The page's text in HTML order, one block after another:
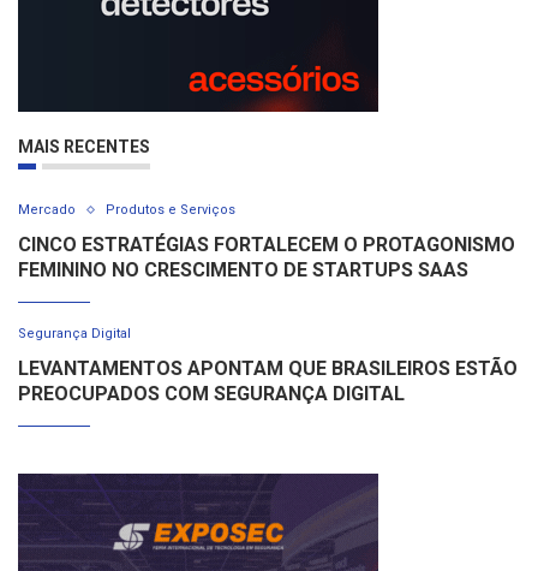
MAIS RECENTES
Mercado Produtos e Serviços
CINCO ESTRATÉGIAS FORTALECEM O PROTAGONISMO
FEMININO NO CRESCIMENTO DE STARTUPS SAAS
Segurança Digital
LEVANTAMENTOS APONTAM QUE BRASILEIROS ESTÃO
PREOCUPADOS COM SEGURANÇA DIGITAL